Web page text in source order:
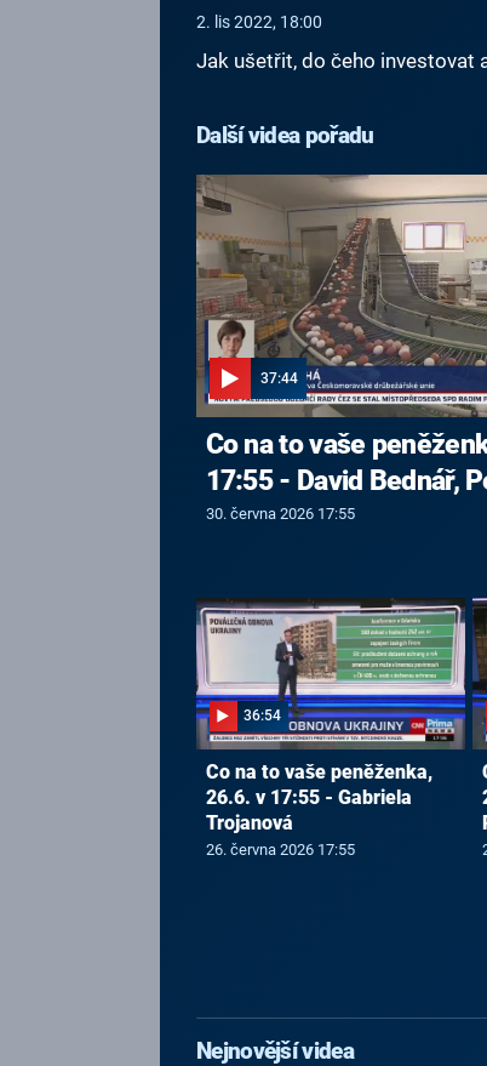
2. lis 2022, 18:00
Jak ušetřit, do čeho investovat
Další videa pořadu
37:44
Co na to vaše
17:55 - David Bednář,
30. června 2026 17:55
36:54
Co na to vaše peněženka,
26.6. v 17:55 - Gabriela
Trojanová
26. června 2026 17:55
Nejnovější videa